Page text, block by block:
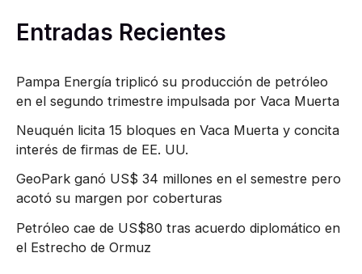
Entradas Recientes
Pampa Energía triplicó su producción de petróleo
en el segundo trimestre impulsada por Vaca Muerta
Neuquén licita 15 bloques en Vaca Muerta y concita
interés de firmas de EE. UU.
GeoPark ganó US$ 34 millones en el semestre pero
acotó su margen por coberturas
Petróleo cae de US$80 tras acuerdo diplomático en
el Estrecho de Ormuz